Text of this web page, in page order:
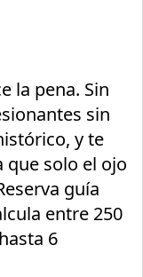
la pena. Sin
sin
y te
que solo el ojo
guía
entre 250
6